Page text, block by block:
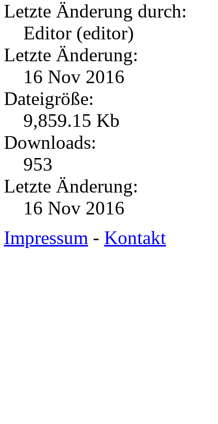
Letzte Änderung durch:
Editor (editor)
Letzte Änderung:
16 Nov 2016
Dateigröße:
9,859.15 Kb
Downloads:
953
Letzte Änderung:
16 Nov 2016
Impressum - Kontakt